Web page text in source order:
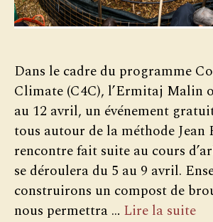
Dans le cadre du programme
Climate (C4C), l’Ermitaj Malin
au 12 avril, un événement
tous autour de la méthode Jean
rencontre fait suite au cours
se déroulera du 5 au 9 avril.
construirons un compost de
nous permettra … Lire la suite